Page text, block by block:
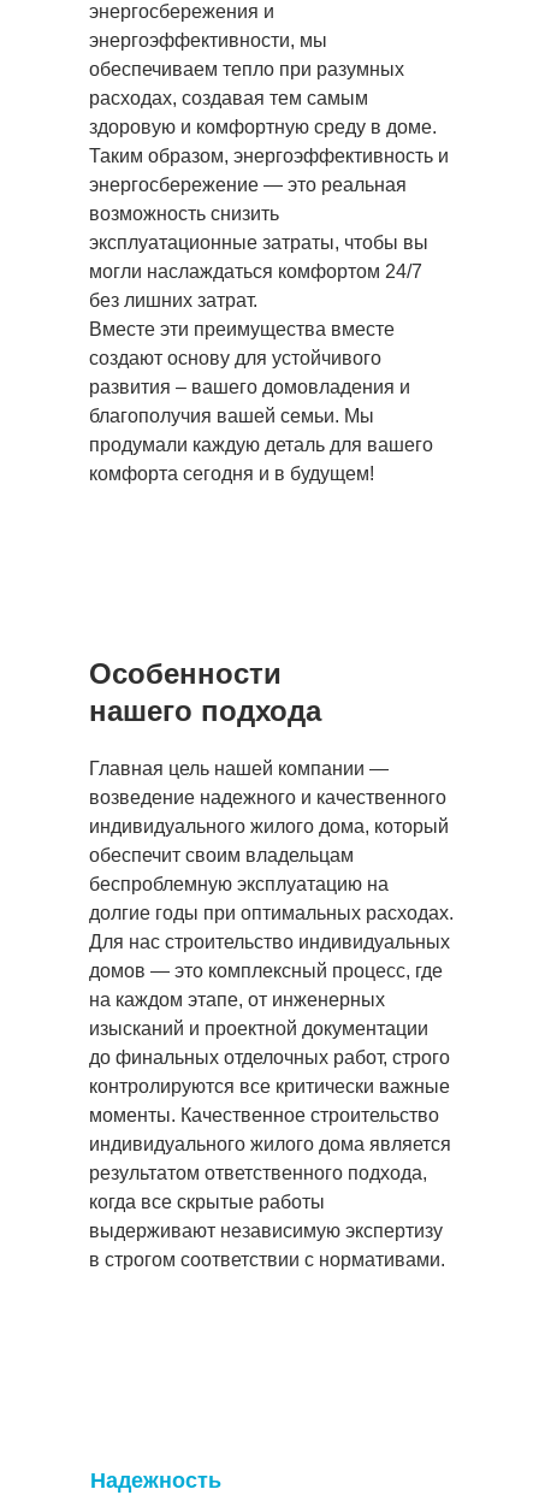
Особенности
нашего подхода
Главная цель нашей компании —
возведение надежного и качественного
индивидуального жилого дома, который
обеспечит своим владельцам
беспроблемную эксплуатацию на
долгие годы при оптимальных расходах.
Для нас строительство индивидуальных
домов — это комплексный процесс, где
на каждом этапе, от инженерных
изысканий и проектной документации
до финальных отделочных работ, строго
контролируются все критически важные
моменты. Качественное строительство
индивидуального жилого дома является
результатом ответственного подхода,
когда все скрытые работы
выдерживают независимую экспертизу
в строгом соответствии с нормативами.
Надежность
энергосбережения и
энергоэффективности, мы
обеспечиваем тепло при разумных
расходах, создавая тем самым
здоровую и комфортную среду в доме.
Таким образом, энергоэффективность и
энергосбережение — это реальная
возможность снизить
эксплуатационные затраты, чтобы вы
могли наслаждаться комфортом 24/7
без лишних затрат.
Вместе эти преимущества вместе
создают основу для устойчивого
развития – вашего домовладения и
благополучия вашей семьи. Мы
продумали каждую деталь для вашего
комфорта сегодня и в будущем!